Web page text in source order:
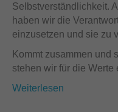
Selbstverständlichkeit.
haben wir die
einzusetzen und sie zu
Kommt zusammen und
stehen wir für die
Weiterlesen